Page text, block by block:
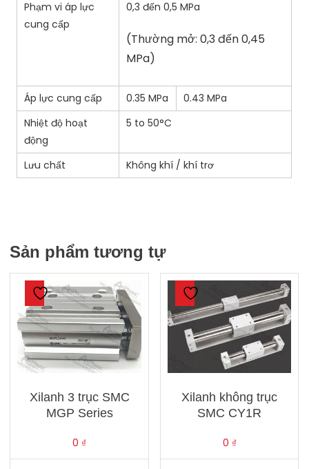
Phạm vi áp lực
cung cấp
0,3 đến 0,5 MPa
(Thường mở: 0,3 đến 0,45
MPa)
Áp lực cung cấp 0.35 MPa
0.43 MPa
Nhiệt độ hoạt
động
5 to 50°C
Lưu chất Không khí / khí trơ
Sản phẩm tương tự
Xilanh 3 trục SMC
MGP Series
0 ₫
Xilanh không trục
SMC CY1R
0 ₫